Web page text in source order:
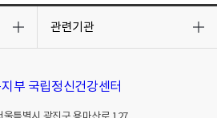
관련기관
기